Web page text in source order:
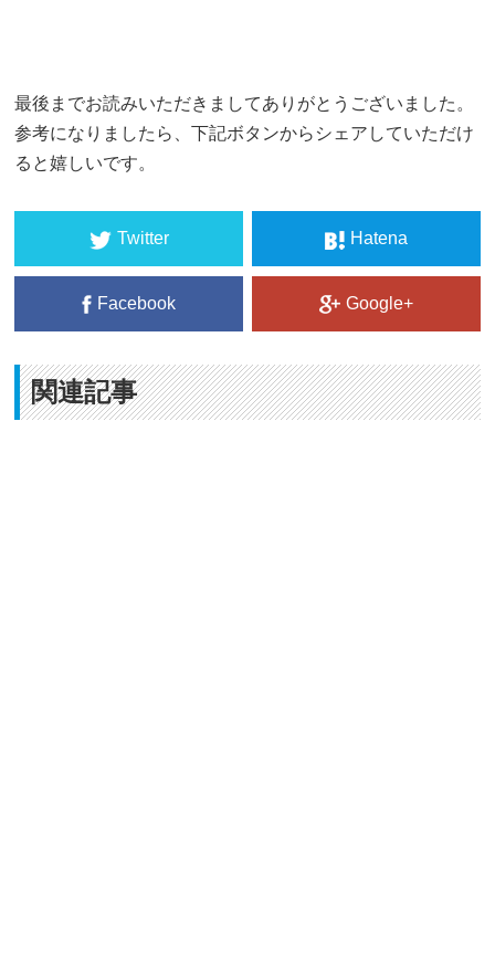
最後までお読みいただきましてありがとうございました。
参考になりましたら、下記ボタンからシェアしていただけ
ると嬉しいです。
Twitter Hatena
Facebook Google+
関連記事